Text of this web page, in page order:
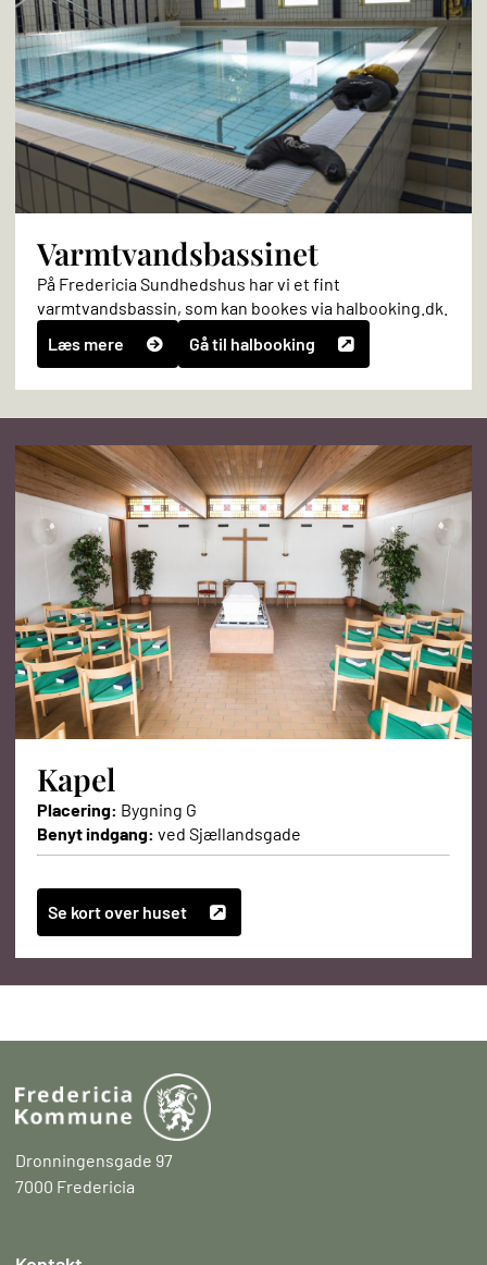
Varmtvandsbassinet
På Fredericia Sundhedshus har vi et fint
varmtvandsbassin, som kan bookes via halbooking.dk.
Læs mere
Gå til halbooking
Kapel
Placering: Bygning G
Benyt indgang: ved Sjællandsgade
Se kort over huset
Dronningensgade 97
7000 Fredericia